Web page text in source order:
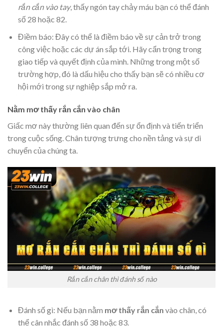
rắn cắn vào tay, thấy ngón tay chảy máu bạn có thể đánh
số 28 hoặc 82.
Điềm báo: Đây có thể là điềm báo về sự cản trở trong
công việc hoặc các dự án sắp tới. Hãy cẩn trọng trong
giao tiếp và quyết định của mình. Những trong một số
trường hợp, đó là dấu hiệu cho thấy bạn sẽ có nhiều cơ
hội mới trong sự nghiệp sắp mở ra.
Nằm mơ thấy rắn cắn vào chân
Giấc mơ này thường liên quan đến sự ổn định và tiến triển
trong cuộc sống. Chân tượng trưng cho nền tảng và sự di
chuyển của chúng ta.
Rắn cắn chân thì đánh số nào
Đánh số gì: Nếu bạn nằm mơ thấy rắn cắn vào chân, có
thể cân nhắc đánh số 38 hoặc 83.